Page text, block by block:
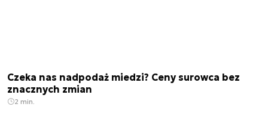
Czeka nas nadpodaż miedzi? Ceny surowca bez
znacznych zmian
2 min.